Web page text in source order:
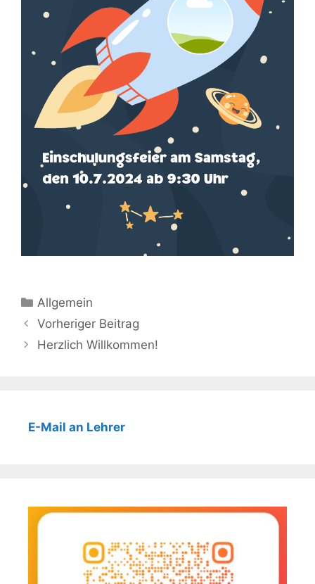
Kategorien
Allgemein
Beitrags-
Navigation
Vorheriger Beitrag
Herzlich Willkommen!
E-Mail an Lehrer